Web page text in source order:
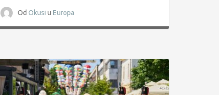
Od Okusi u Europa